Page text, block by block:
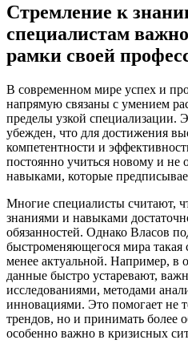
Стремление к
специалистам
рамки своей
В современном мире успех и
напрямую связаны с умением
пределы узкой специализации.
убежден, что для достижения
компетентности и
постоянно учиться новому и не
навыками, которые
Многие специалисты считают,
знаниями и навыками
обязанностей. Однако Власов
быстроменяющегося мира такая
менее актуальной. Например, в
данные быстро устаревают,
исследованиями, методами
инновациями. Это помогает не
трендов, но и принимать более
особенно важно в кризисных